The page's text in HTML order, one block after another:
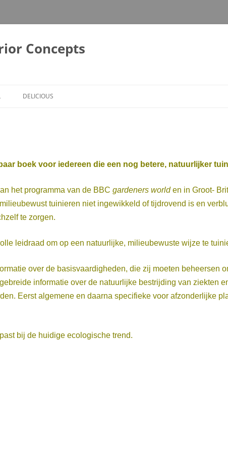
Concepts
DELICIOUS
boek voor iedereen die een nog betere, natuurlijker
het programma van de BBC gardeners worlden in Groot-
tuinieren niet ingewikkeld of tijdrovend is en
te zorgen.
leidraad om op een natuurlijke, milieubewuste wijze te
over de basisvaardigheden, die zij moeten beheersen
informatie over de natuurlijke bestrijding van ziekten
Eerst algemene en daarna specifieke voor afzonderlijke
bij de huidige ecologische trend.